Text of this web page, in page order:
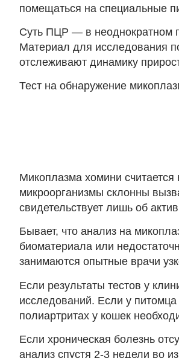
помещаться на специальные
Суть ПЦР — в неоднократном
Материал для исследования
отслеживают динамику
Тест на обнаружение
Микоплазма хомини
микроорганизмы склонны
свидетельствует лишь об
Бывает, что анализ на
биоматериала или
занимаются опытные врачи
Если результаты тестов у
исследований. Если у
полиартритах у кошек
Если хроническая болезнь
анализ спустя 2-3 недели во